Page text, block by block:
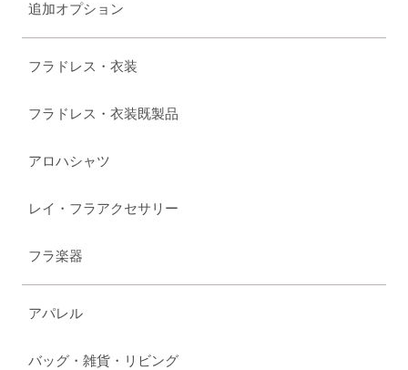
追加オプション
フラドレス・衣装
フラドレス・衣装既製品
アロハシャツ
レイ・フラアクセサリー
フラ楽器
アパレル
バッグ・雑貨・リビング